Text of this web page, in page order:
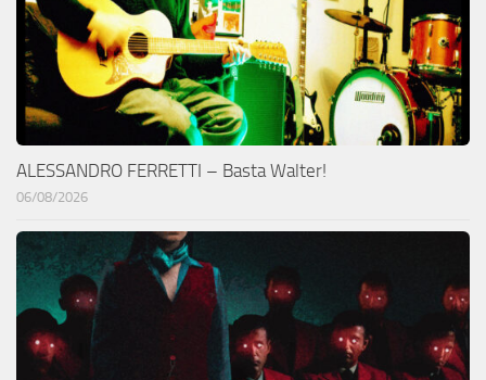
ALESSANDRO FERRETTI – Basta Walter!
06/08/2026